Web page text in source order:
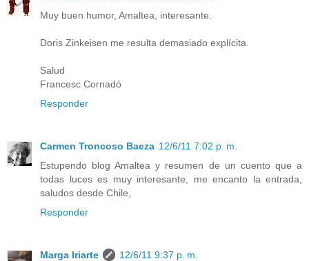
Muy buen humor, Amaltea, interesante.
Doris Zinkeisen me resulta demasiado explícita.
Salud
Francesc Cornadó
Responder
Carmen Troncoso Baeza 12/6/11 7:02 p. m.
Estupendo blog Amaltea y resumen de un cuento que a
todas luces es muy interesante, me encanto la entrada,
saludos desde Chile,
Responder
Marga Iriarte
12/6/11 9:37 p. m.